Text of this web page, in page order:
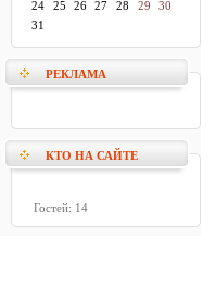
24
25 26 27 28 29
30
31
РЕКЛАМА
КТО НА САЙТЕ
Гостей: 14